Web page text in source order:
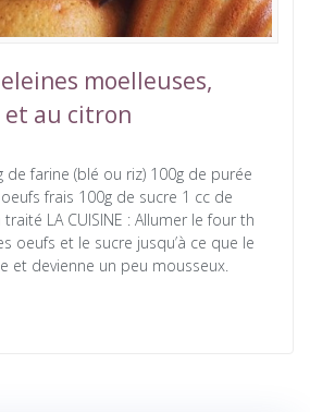
moelleuses,
et au citron
de farine (blé ou riz) 100g de purée
frais 100g de sucre 1 cc de
LA CUISINE : Allumer le four th
oeufs et le sucre jusqu’à ce que le
et devienne un peu mousseux.